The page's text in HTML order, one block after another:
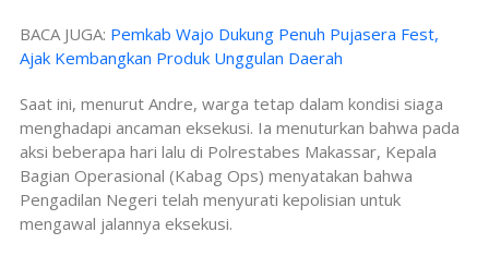
BACA JUGA: Pemkab Wajo Dukung Penuh Pujasera Fest,
Ajak Kembangkan Produk Unggulan Daerah
Saat ini, menurut Andre, warga tetap dalam kondisi siaga
menghadapi ancaman eksekusi. Ia menuturkan bahwa pada
aksi beberapa hari lalu di Polrestabes Makassar, Kepala
Bagian Operasional (Kabag Ops) menyatakan bahwa
Pengadilan Negeri telah menyurati kepolisian untuk
mengawal jalannya eksekusi.